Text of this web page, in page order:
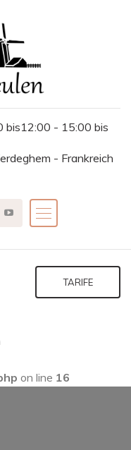
bis12:00 - 15:00 bis
- Frankreich
TARIFE
on line 16